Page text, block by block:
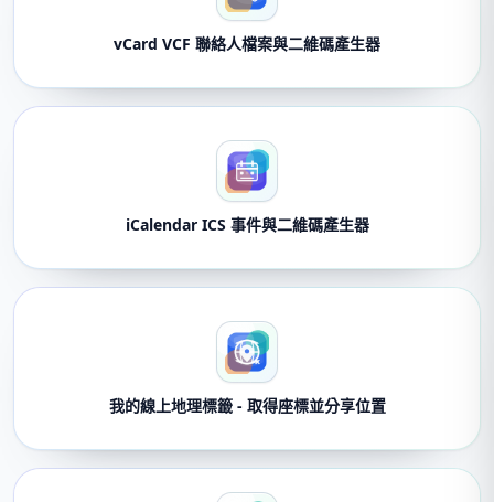
vCard VCF 聯絡人檔案與二維碼產生器
iCalendar ICS 事件與二維碼產生器
我的線上地理標籤 - 取得座標並分享位置